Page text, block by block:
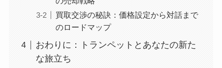
買取交渉の秘訣：価格設定から対話まで
のロードマップ
おわりに：トランペットとあなたの新た
な旅立ち